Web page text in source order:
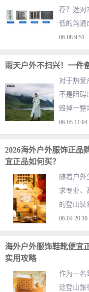
荐？选对
低的沟
06-08 9:51
雨天户外不扫兴！一件
对于热爱
不是阻碍
毁掉一
06-05 11:04
2026海外户外服饰正品
宜正品如何买？
随着户外
求专业、
的登山
06-04 20:10
海外户外服饰鞋靴便宜
实用攻略
作为一名
途登山旅